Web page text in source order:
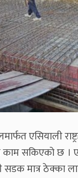
एसियाली
सकिएको छ ।
मात्र ठेक्का